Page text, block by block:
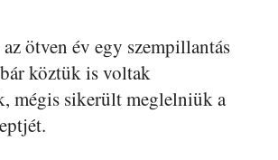
ötven év egy szempillantás
köztük is voltak
mégis sikerült meglelniük a